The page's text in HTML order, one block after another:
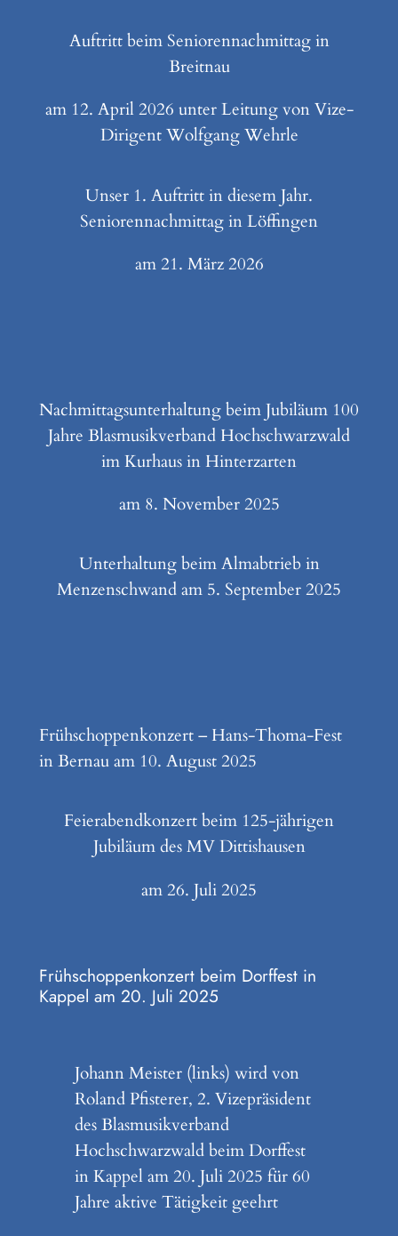
Auftritt beim Seniorennachmittag in
Breitnau
am 12. April 2026 unter Leitung von Vize-
Dirigent Wolfgang Wehrle
Unser 1. Auftritt in diesem Jahr.
Seniorennachmittag in Löffingen
am 21. März 2026
Nachmittagsunterhaltung beim Jubiläum 100
Jahre Blasmusikverband Hochschwarzwald
im Kurhaus in Hinterzarten
am 8. November 2025
Unterhaltung beim Almabtrieb in
Menzenschwand am 5. September 2025
Frühschoppenkonzert – Hans-Thoma-Fest
in Bernau am 10. August 2025
Feierabendkonzert beim 125-jährigen
Jubiläum des MV Dittishausen
am 26. Juli 2025
Frühschoppenkonzert beim Dorffest in
Kappel am 20. Juli 2025
Johann Meister (links) wird von
Roland Pfisterer, 2. Vizepräsident
des Blasmusikverband
Hochschwarzwald beim Dorffest
in Kappel am 20. Juli 2025 für 60
Jahre aktive Tätigkeit geehrt